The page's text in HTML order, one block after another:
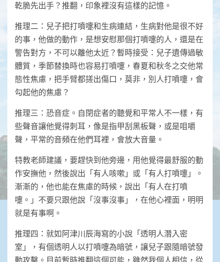
乾脆先出手？推翻，印象裡沒有這樣的記憶。
推理二：兒子把打噴嚏和生病連結，生病對他是很不好
的事，他做的動作，是想安慰那個打噴嚏的人，還是在
警告對方，不可以離他太近？暫時接受：兒子遺傳過敏
體質，季節替換時也容易打噴嚏，春夏和秋冬之交他常
態性焦慮，把手臂都搓出傷口，莫非，別人打噴嚏，會
勾起他的焦慮？
推理三：恐音症。自閉症者的聽覺和平常人不一樣，有
些聲音讓他覺得刺耳，像是指甲刮黑板聲，或是咀嚼
聲，平常的音頻在他們耳裡，會放大音量。
特教老師建議，要趕快到他旁邊，用他覺得最舒服的動
作安撫他，然後說出「有人咳嗽」或「有人打噴嚏」。
漸漸的，他也能在焦慮的時候，說出「有人在打噴
嚏。」不要只跟他說「沒事沒事」，在他心裡面，明明
就是有事啊。
推理四：就如阿津川辰海寫的小說「透明人潛入密
室」，有個透明人以打噴嚏為暗號，讓兒子跟隨暗號發
動攻擊。目前暫時推翻這個可能，雖然我個人相信，從